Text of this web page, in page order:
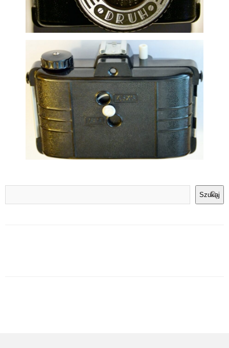
Szukaj